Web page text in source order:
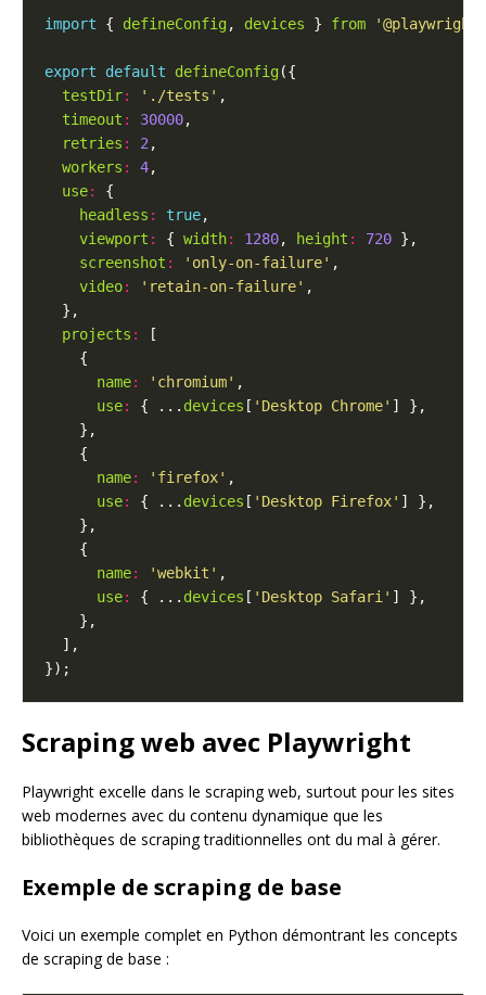
import { defineConfig, devices } from
export default defineConfig
testDir: './tests'
timeout : 30000
retries : 2
workers : 4
use:
headless : true
viewport : { width: 1280, height : 720
screenshot : 'only-on-failure'
video: 'retain-on-failure'
projects :
name: 'chromium'
use: { ... devices [ 'Desktop Chrome'
name: 'firefox'
use: { ... devices [ 'Desktop Firefox'
name: 'webkit'
use: { ... devices [ 'Desktop Safari'
Scraping web avec Playwright
Playwright excelle dans le scraping web, surtout pour les sites
web modernes avec du contenu dynamique que les
bibliothèques de scraping traditionnelles ont du mal à gérer.
Exemple de scraping de base
Voici un exemple complet en Python démontrant les concepts
de scraping de base :